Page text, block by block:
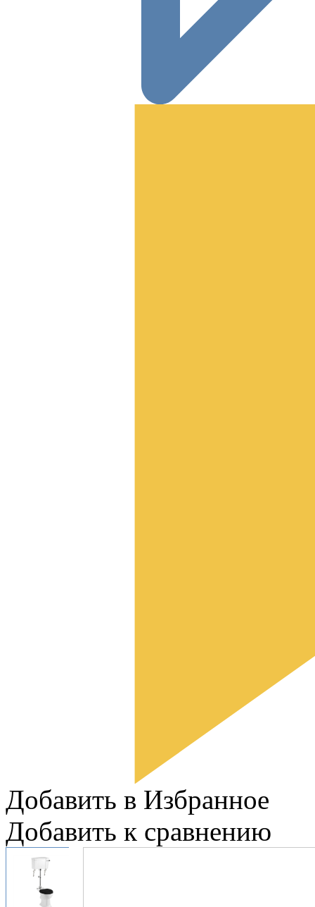
Добавить в Избранное
Добавить к сравнению